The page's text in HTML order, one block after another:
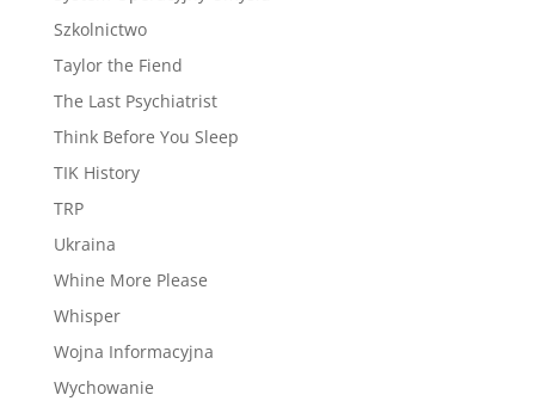
Szkolnictwo
Taylor the Fiend
The Last Psychiatrist
Think Before You Sleep
TIK History
TRP
Ukraina
Whine More Please
Whisper
Wojna Informacyjna
Wychowanie